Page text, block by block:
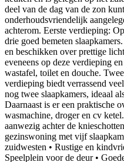
deel van de dag van de zon
onderhoudsvriendelijk
achterom. Eerste verdieping:
drie goed bemeten
en beschikken over prettige
eveneens op deze verdieping
wastafel, toilet en douche.
verdieping biedt verrassend
nog twee slaapkamers, ideaal
Daarnaast is er een praktische
wasmachine, droger en cv
aanwezig achter de
gezinswoning met vijf
zuidwesten • Rustige en
Speelplein voor de deur •